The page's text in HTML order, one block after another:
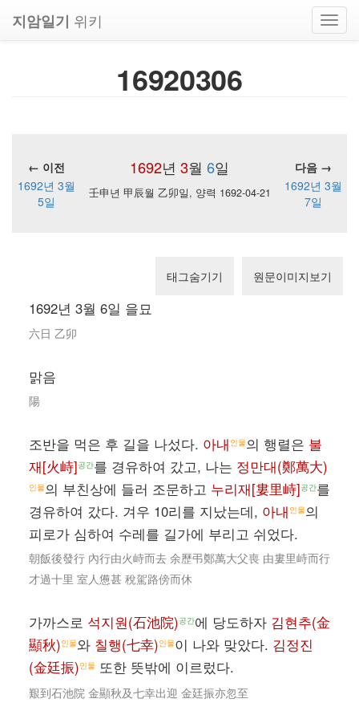
지암일기 위키
16920306
1692년 3월 6일
← 이전
다음 →
1692년 3월
5일
壬申년 甲辰월 乙卯일, 양력 1692-04-21
1692년 3월
7일
태그숨기기 원문이미지보기
1692년 3월 6일 을묘
六日 乙卯
맑음
陽
조반을 먹은 후 길을 나섰다. 아내 인물의 행렬은 불
재[火峙]공간를 경유하여 갔고, 나는 정만대(鄭萬大)
인물의 부친상에 들러 조문하고 누리재[婁里峙]공간를
경유하여 갔다. 겨우 10리를 지났는데, 아내 인물의
피로가 심하여 수레를 길가에 부리고 쉬었다.
朝飯後發行 內行由火峙而去 余歷弔鄭萬大父喪 由婁里峙而行
才過十里 室人憊甚 稅駕路傍而休
가까스로 석지원(石池院)공간에 당도하자 김현추(金
顯秋)인물와 칠행(七幸)인물이 나와 맞았다. 김정진
(金廷振)인물 또한 뜻밖에 이르렀다.
艱到石池院 金顯秋及七幸出迎 金廷振亦忽至